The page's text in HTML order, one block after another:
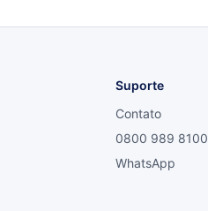
Suporte
Contato
0800 989 8100
WhatsApp